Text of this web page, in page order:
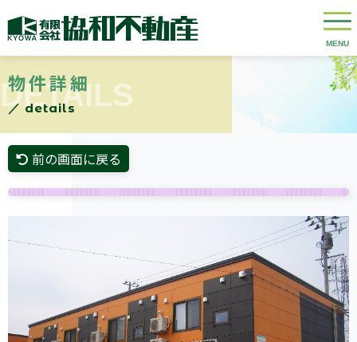
物件詳細
／ details
DETAILS
前の画面に戻る